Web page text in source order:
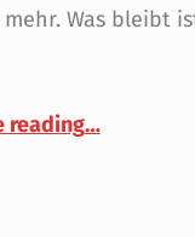
Was bleibt
reading…